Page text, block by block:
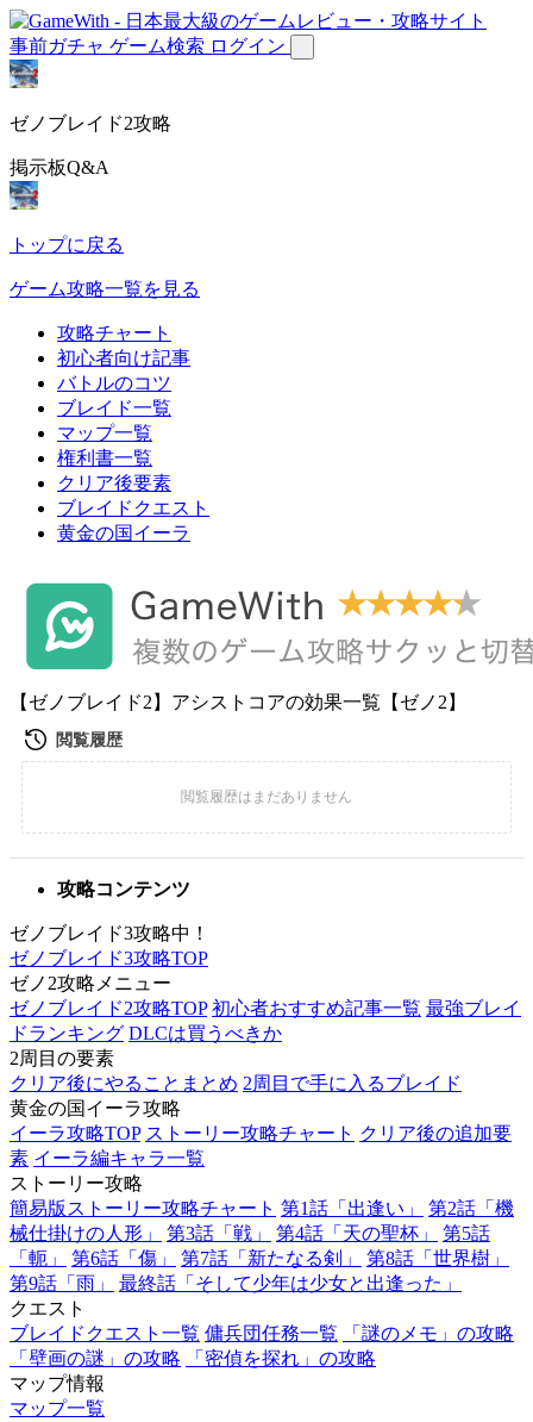
事前ガチャ ゲーム検索 ログイン
ゼノブレイド2攻略
掲示板Q&A
トップに戻る
ゲーム攻略一覧を見る
攻略チャート
初心者向け記事
バトルのコツ
ブレイド一覧
マップ一覧
権利書一覧
クリア後要素
ブレイドクエスト
黄金の国イーラ
【ゼノブレイド2】アシストコアの効果一覧【ゼノ2】
攻略コンテンツ
ゼノブレイド3攻略中！
ゼノブレイド3攻略TOP
ゼノ2攻略メニュー
ゼノブレイド2攻略TOP 初心者おすすめ記事一覧 最強ブレイ
ドランキング DLCは買うべきか
2周目の要素
クリア後にやることまとめ 2周目で手に入るブレイド
黄金の国イーラ攻略
イーラ攻略TOP ストーリー攻略チャート クリア後の追加要
素 イーラ編キャラ一覧
ストーリー攻略
簡易版ストーリー攻略チャート 第1話「出逢い」
第2話「機
械仕掛けの人形」
第3話「戦」 第4話「天の聖杯」
第5話
「軛」
第6話「傷」 第7話「新たなる剣」
第8話「世界樹」
第9話「雨」
最終話「そして少年は少女と出逢った」
クエスト
ブレイドクエスト一覧 傭兵団任務一覧
「謎のメモ」の攻略
「壁画の謎」の攻略
「密偵を探れ」の攻略
マップ情報
マップ一覧